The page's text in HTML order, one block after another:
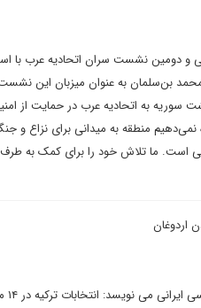
دومین نشست سران اتحادیه عرب با
بن‌سلمان به عنوان میزبان این
سوریه به اتحادیه عرب در حمایت از
منطقه به میدانی برای نزاع و
است. ما تلاش خود را برای کمک به